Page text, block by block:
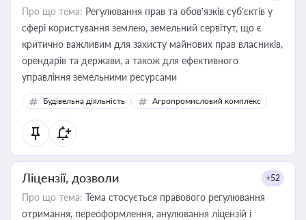
Про що тема: Регулювання прав та обов’язків суб’єктів у
сфері користування землею, земельний сервітут, що є
критично важливим для захисту майнових прав власників,
орендарів та держави, а також для ефективного
управління земельними ресурсами
Будівельна діяльність Агропромисловий комплекс
Ліцензії, дозволи +52
Про що тема: Тема стосується правового регулювання
отримання, переоформлення, анулювання ліцензій і